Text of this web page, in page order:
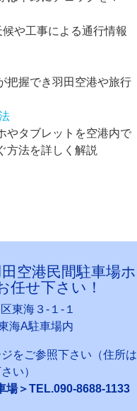
や工事による通行情報
把握でき羽田空港や旅行
やタブレットを空港内で
方法を詳しく解説
空港民間駐車場ホ
任せ下さい！
東海３-１-１
海A駐車場内
をご参照下さい（住所は
い）
場＞TEL.090-8688-1133